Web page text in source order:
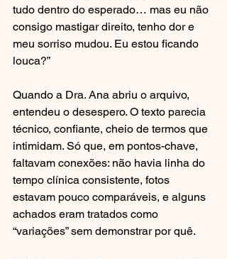
tudo dentro do esperado… mas eu não
consigo mastigar direito, tenho dor e
meu sorriso mudou. Eu estou ficando
louca?”
Quando a Dra. Ana abriu o arquivo,
entendeu o desespero. O texto parecia
técnico, confiante, cheio de termos que
intimidam. Só que, em pontos-chave,
faltavam conexões: não havia linha do
tempo clínica consistente, fotos
estavam pouco comparáveis, e alguns
achados eram tratados como
“variações” sem demonstrar por quê.